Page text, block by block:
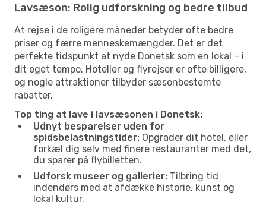
Lavsæson: Rolig udforskning og bedre tilbud
At rejse i de roligere måneder betyder ofte bedre
priser og færre menneskemængder. Det er det
perfekte tidspunkt at nyde Donetsk som en lokal – i
dit eget tempo. Hoteller og flyrejser er ofte billigere,
og nogle attraktioner tilbyder sæsonbestemte
rabatter.
Top ting at lave i lavsæsonen i Donetsk:
Udnyt besparelser uden for
spidsbelastningstider: Opgrader dit hotel, eller
forkæl dig selv med finere restauranter med det,
du sparer på flybilletten.
Udforsk museer og gallerier: Tilbring tid
indendørs med at afdække historie, kunst og
lokal kultur.